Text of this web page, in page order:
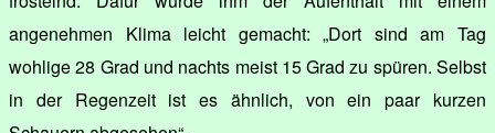
angenehmen Klima leicht gemacht: „Dort sind am Tag
wohlige 28 Grad und nachts meist 15 Grad zu spüren. Selbst
in der Regenzeit ist es ähnlich, von ein paar kurzen